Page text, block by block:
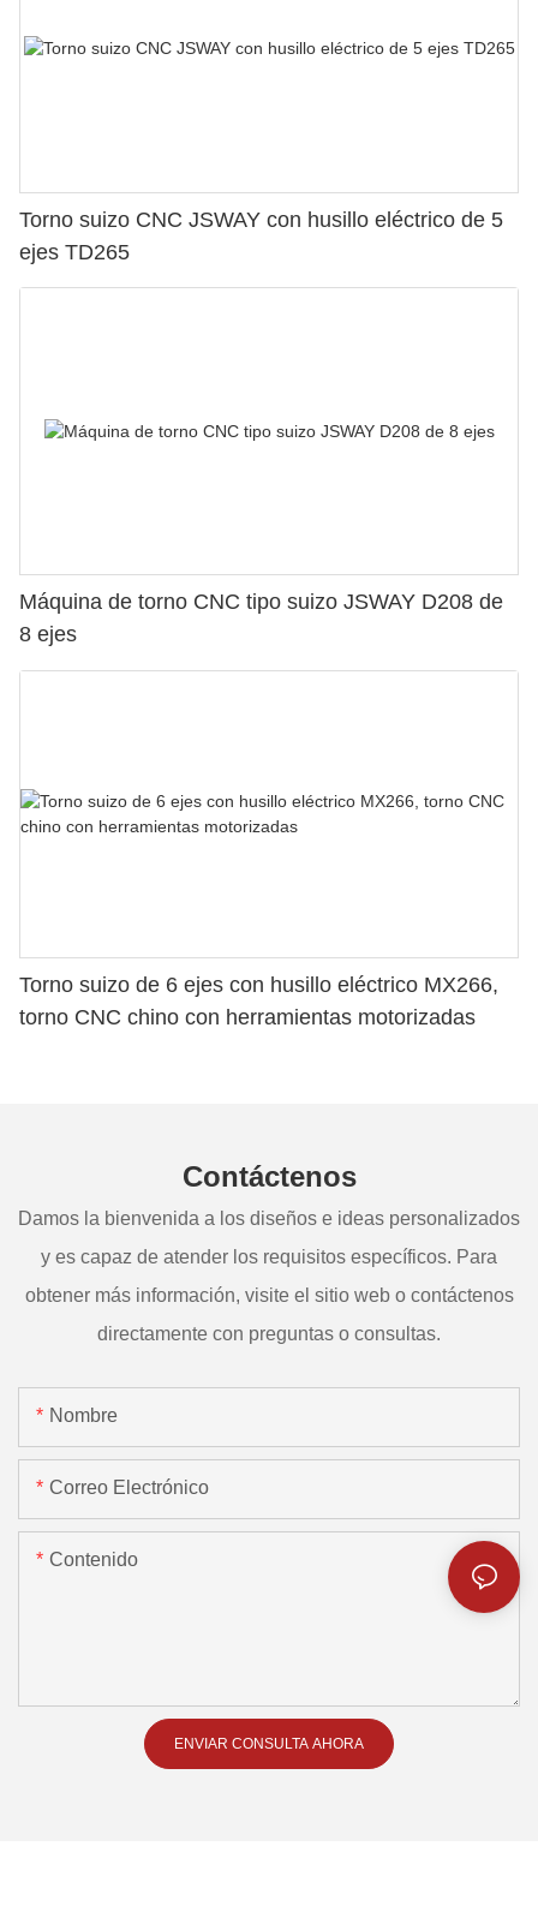
Torno suizo CNC JSWAY con husillo eléctrico de 5
ejes TD265
Máquina de torno CNC tipo suizo JSWAY D208 de
8 ejes
Torno suizo de 6 ejes con husillo eléctrico MX266,
torno CNC chino con herramientas motorizadas
Contáctenos
Damos la bienvenida a los diseños e ideas personalizados
y es capaz de atender los requisitos específicos. Para
obtener más información, visite el sitio web o contáctenos
directamente con preguntas o consultas.
Nombre
Correo Electrónico
Contenido
ENVIAR CONSULTA AHORA